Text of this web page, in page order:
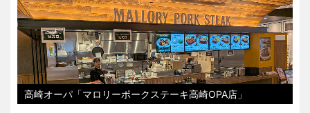
高崎オーパ「マロリーポークステーキ高崎OPA店」